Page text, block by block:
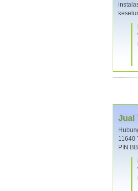
Jual
11640
PIN